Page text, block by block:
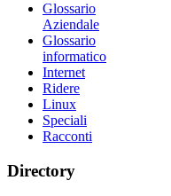
Glossario
Aziendale
Glossario
informatico
Internet
Ridere
Linux
Speciali
Racconti
Directory